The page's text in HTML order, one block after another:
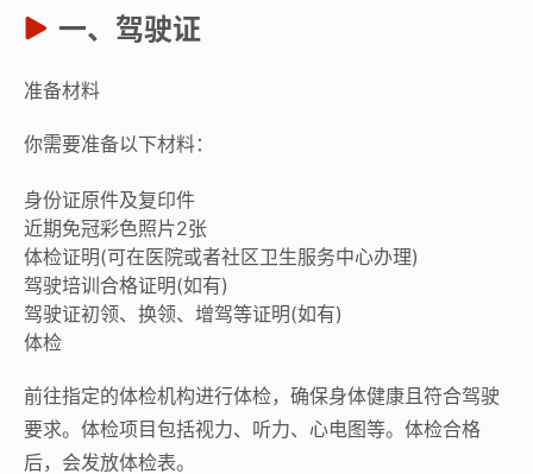
一、驾驶证
准备材料
你需要准备以下材料：
身份证原件及复印件
近期免冠彩色照片2张
体检证明(可在医院或者社区卫生服务中心办理)
驾驶培训合格证明(如有)
驾驶证初领、换领、增驾等证明(如有)
体检
前往指定的体检机构进行体检，确保身体健康且符合驾驶
要求。体检项目包括视力、听力、心电图等。体检合格
后，会发放体检表。